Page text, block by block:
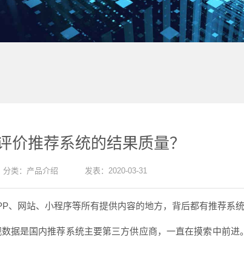
价推荐系统的结果质量？
分类： 产品介绍 发表：2020-03-31
网站、小程序等所有提供内容的地方，背后都有推荐系统
据是国内推荐系统主要第三方供应商，一直在摸索中前进。